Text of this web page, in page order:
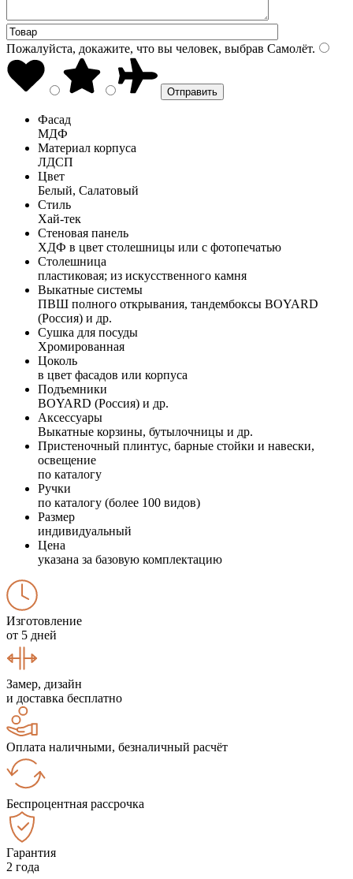
Пожалуйста, докажите, что вы человек, выбрав Самолёт.
Фасад
МДФ
Материал корпуса
ЛДСП
Цвет
Белый, Салатовый
Стиль
Хай-тек
Стеновая панель
ХДФ в цвет столешницы или с фотопечатью
Столешница
пластиковая; из искусственного камня
Выкатные системы
ПВШ полного открывания, тандембоксы BOYARD
(Россия) и др.
Сушка для посуды
Хромированная
Цоколь
в цвет фасадов или корпуса
Подъемники
BOYARD (Россия) и др.
Аксессуары
Выкатные корзины, бутылочницы и др.
Пристеночный плинтус, барные стойки и навески,
освещение
по каталогу
Ручки
по каталогу (более 100 видов)
Размер
индивидуальный
Цена
указана за базовую комплектацию
Изготовление
от 5 дней
Замер, дизайн
и доставка бесплатно
Оплата наличными, безналичный расчёт
Беспроцентная рассрочка
Гарантия
2 года